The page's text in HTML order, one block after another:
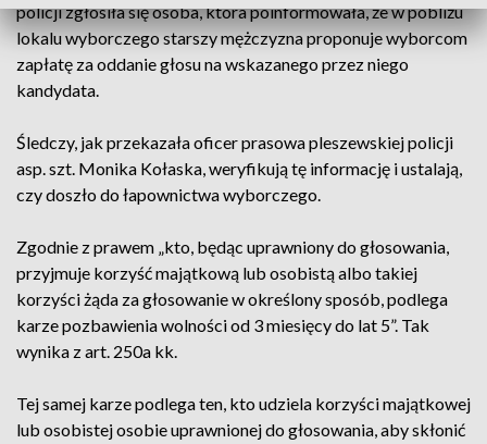
policji zgłosiła się osoba, która poinformowała, że w pobliżu
lokalu wyborczego starszy mężczyzna proponuje wyborcom
zapłatę za oddanie głosu na wskazanego przez niego
kandydata.
Śledczy, jak przekazała oficer prasowa pleszewskiej policji
asp. szt. Monika Kołaska, weryfikują tę informację i ustalają,
czy doszło do łapownictwa wyborczego.
Zgodnie z prawem „kto, będąc uprawniony do głosowania,
przyjmuje korzyść majątkową lub osobistą albo takiej
korzyści żąda za głosowanie w określony sposób, podlega
karze pozbawienia wolności od 3 miesięcy do lat 5”. Tak
wynika z art. 250a kk.
Tej samej karze podlega ten, kto udziela korzyści majątkowej
lub osobistej osobie uprawnionej do głosowania, aby skłonić